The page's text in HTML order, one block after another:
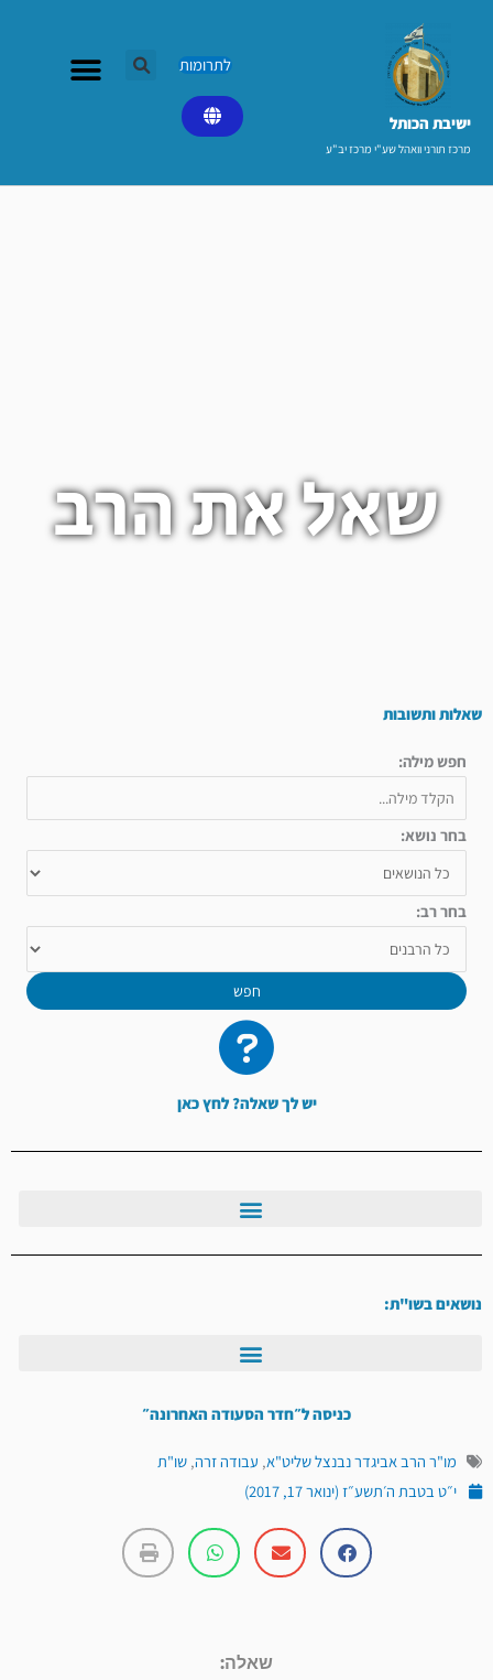
ישיבת הכותל​
מרכז תורני וואהל שע"י מרכז יב"ע
לתרומות
שאל את הרב
שאלות ותשובות
חפש מילה:
בחר נושא:
בחר רב:
חפש
יש לך שאלה? לחץ כאן
נושאים בשו"ת:
כניסה ל״חדר הסעודה האחרונה״
מו"ר הרב אביגדר נבנצל שליט"א, עבודה זרה, שו"ת
י״ט בטבת ה׳תשע״ז (ינואר 17, 2017)
שאלה: